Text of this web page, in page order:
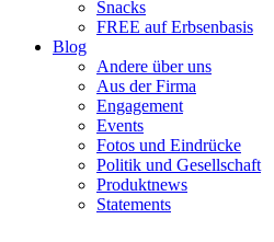
Snacks
FREE auf Erbsenbasis
Blog
Andere über uns
Aus der Firma
Engagement
Events
Fotos und Eindrücke
Politik und Gesellschaft
Produktnews
Statements